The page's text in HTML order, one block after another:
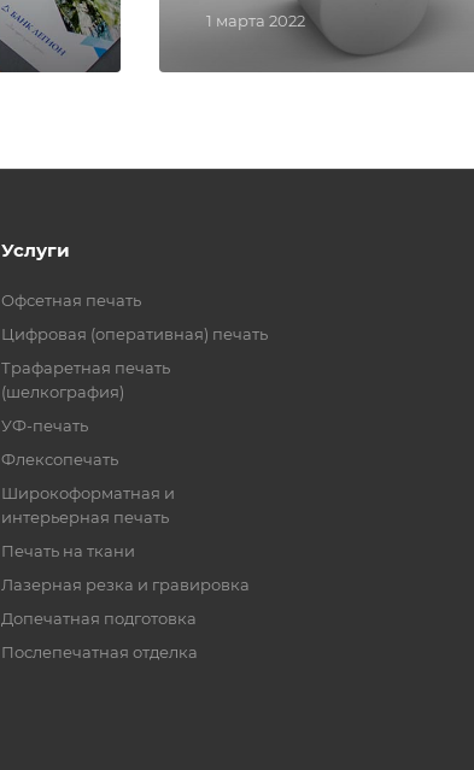
1 марта 2022
Услуги
Офсетная печать
Цифровая (оперативная) печать
Трафаретная печать
(шелкография)
УФ-печать
Флексопечать
Широкоформатная и
интерьерная печать
Печать на ткани
Лазерная резка и гравировка
Допечатная подготовка
Послепечатная отделка